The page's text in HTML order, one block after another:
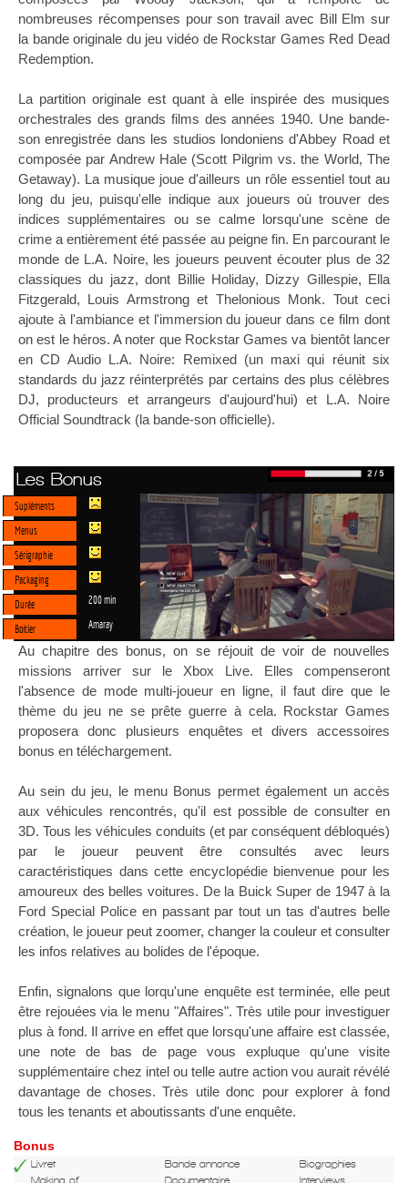
nombreuses récompenses pour son travail avec Bill Elm sur
la bande originale du jeu vidéo de Rockstar Games Red Dead
Redemption.
La partition originale est quant à elle inspirée des musiques
orchestrales des grands films des années 1940. Une bande-
son enregistrée dans les studios londoniens d'Abbey Road et
composée par Andrew Hale (Scott Pilgrim vs. the World, The
Getaway). La musique joue d'ailleurs un rôle essentiel tout au
long du jeu, puisqu'elle indique aux joueurs où trouver des
indices supplémentaires ou se calme lorsqu'une scène de
crime a entièrement été passée au peigne fin. En parcourant le
monde de L.A. Noire, les joueurs peuvent écouter plus de 32
classiques du jazz, dont Billie Holiday, Dizzy Gillespie, Ella
Fitzgerald, Louis Armstrong et Thelonious Monk. Tout ceci
ajoute à l'ambiance et l'immersion du joueur dans ce film dont
on est le héros. A noter que Rockstar Games va bientôt lancer
en CD Audio L.A. Noire: Remixed (un maxi qui réunit six
standards du jazz réinterprétés par certains des plus célèbres
DJ, producteurs et arrangeurs d'aujourd'hui) et L.A. Noire
Official Soundtrack (la bande-son officielle).
Les Bonus
Supléments
Menus
Sérigraphie
Packaging
Durée
200 min
Boitier Amaray
Au chapitre des bonus, on se réjouit de voir de nouvelles
missions arriver sur le Xbox Live. Elles compenseront
l'absence de mode multi-joueur en ligne, il faut dire que le
thème du jeu ne se prête guerre à cela. Rockstar Games
proposera donc plusieurs enquêtes et divers accessoires
bonus en téléchargement.
Au sein du jeu, le menu Bonus permet également un accès
aux véhicules rencontrés, qu'il est possible de consulter en
3D. Tous les véhicules conduits (et par conséquent débloqués)
par le joueur peuvent être consultés avec leurs
caractéristiques dans cette encyclopédie bienvenue pour les
amoureux des belles voitures. De la Buick Super de 1947 à la
Ford Special Police en passant par tout un tas d'autres belle
création, le joueur peut zoomer, changer la couleur et consulter
les infos relatives au bolides de l'époque.
Enfin, signalons que lorqu'une enquête est terminée, elle peut
être rejouées via le menu "Affaires". Très utile pour investiguer
plus à fond. Il arrive en effet que lorsqu'une affaire est classée,
une note de bas de page vous expluque qu'une visite
supplémentaire chez intel ou telle autre action vou aurait révélé
davantage de choses. Très utile donc pour explorer à fond
tous les tenants et aboutissants d'une enquête.
Bonus
Livret Bande annonce
Biographies
Making of
Documentaire Interviews